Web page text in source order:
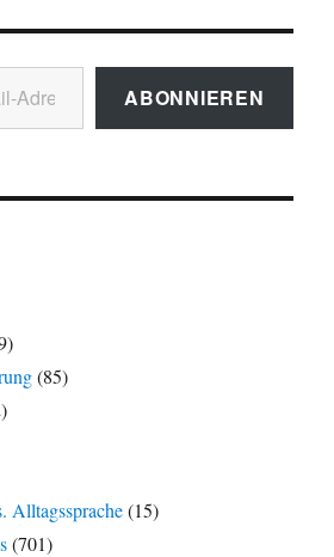
ABONNIEREN
(85)
Alltagssprache(15)
(701)